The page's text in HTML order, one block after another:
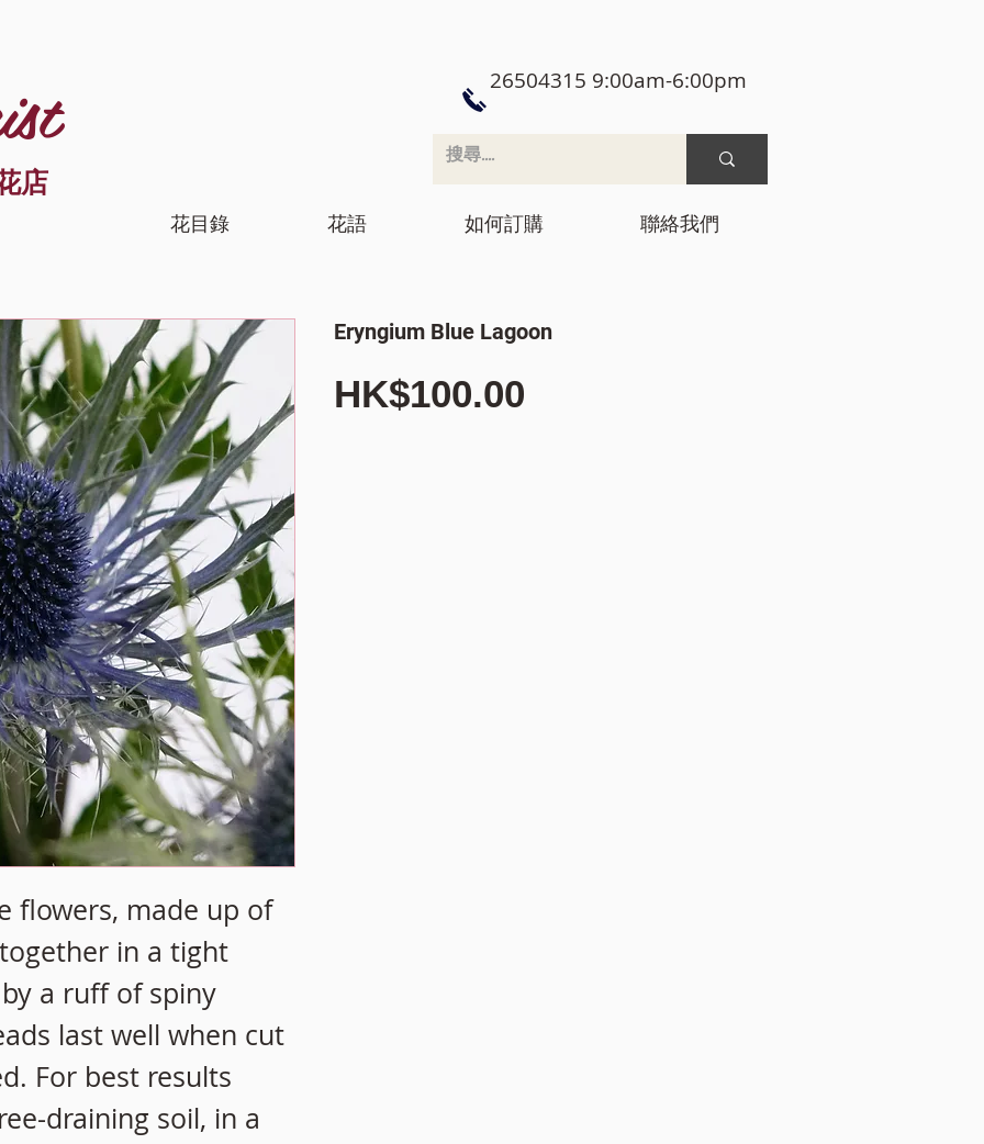
店
26504315 9:00am-6:00pm
花目錄 花語 如何訂購 聯絡我們
flowers, made up of
in a tight
a ruff of spiny
last well when cut
For best results
draining soil, in a
Eryngium Blue Lagoon
HK$100.00價